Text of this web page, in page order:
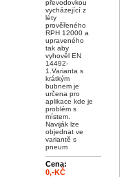
převodovkou
vycházející z
léty
prověřeného
RPH 12000 a
upraveného
tak aby
vyhověl EN
14492-
1.Varianta s
krátkým
bubnem je
určena pro
aplikace kde je
problém s
místem.
Naviják lze
objednat ve
variantě s
pneum
Cena:
0,-KČ